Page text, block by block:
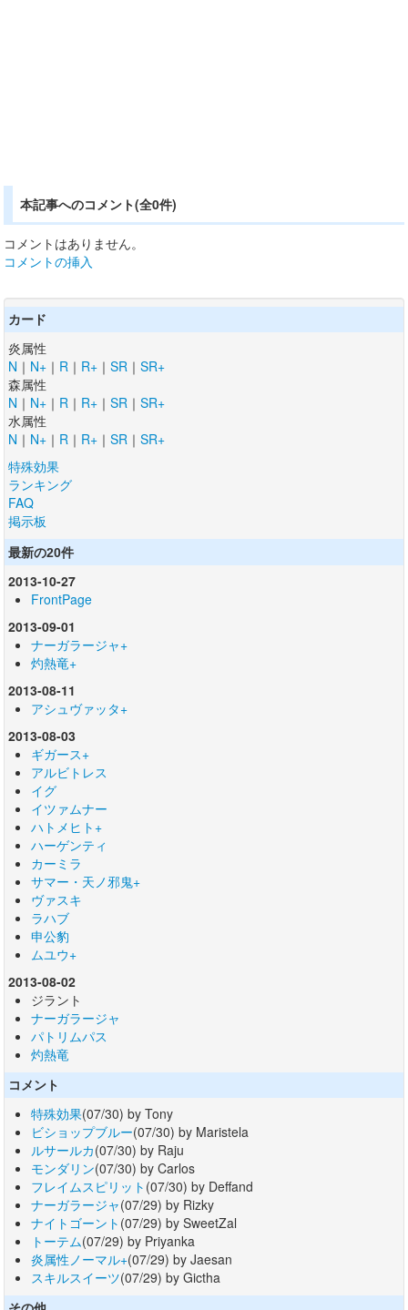
本記事へのコメント(全0件)
コメントはありません。
コメントの挿入
カード
炎属性
N ｜ N+ ｜ R ｜ R+ ｜ SR ｜ SR+
森属性
N ｜ N+ ｜ R ｜ R+ ｜ SR ｜ SR+
水属性
N ｜ N+ ｜ R ｜ R+ ｜ SR ｜ SR+
特殊効果
ランキング
FAQ
掲示板
最新の20件
2013-10-27
FrontPage
2013-09-01
ナーガラージャ+
灼熱竜+
2013-08-11
アシュヴァッタ+
2013-08-03
ギガース+
アルビトレス
イグ
イツァムナー
ハトメヒト+
ハーゲンティ
カーミラ
サマー・天ノ邪鬼+
ヴァスキ
ラハブ
申公豹
ムユウ+
2013-08-02
ジラント
ナーガラージャ
パトリムパス
灼熱竜
コメント
特殊効果(07/30) by Tony
ビショップブルー(07/30) by Maristela
ルサールカ(07/30) by Raju
モンダリン(07/30) by Carlos
フレイムスピリット (07/30) by Deffand
ナーガラージャ(07/29) by Rizky
ナイトゴーント (07/29) by SweetZal
トーテム(07/29) by Priyanka
炎属性ノーマル+(07/29) by Jaesan
スキルスイーツ(07/29) by Gictha